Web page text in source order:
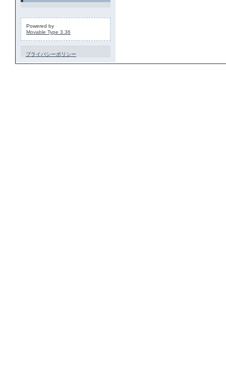
Powered by
Movable Type 3.36
プライバシーポリシー